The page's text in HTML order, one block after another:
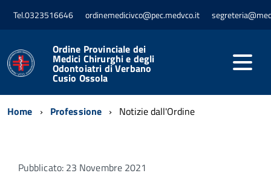
Tel.0323516646 ordinemedicivco@pec.medvco.it
Ordine Provinciale dei
Medici Chirurghi e degli
Odontoiatri di Verbano
Cusio Ossola
Home Professione Notizie dall'Ordine
Pubblicato: 23 Novembre 2021